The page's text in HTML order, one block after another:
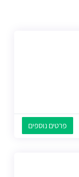
פרטים נוספים